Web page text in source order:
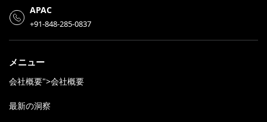
APAC
+91-848-285-0837
メニュー
会社概要">会社概要
最新の洞察